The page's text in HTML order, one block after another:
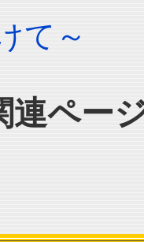
て～
連ペー